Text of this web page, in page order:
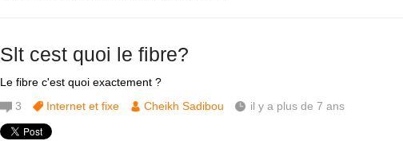
Slt cest quoi le fibre?
Le fibre c'est quoi exactement ?
3 Internet et fixe Cheikh Sadibou il y a plus de 7 ans